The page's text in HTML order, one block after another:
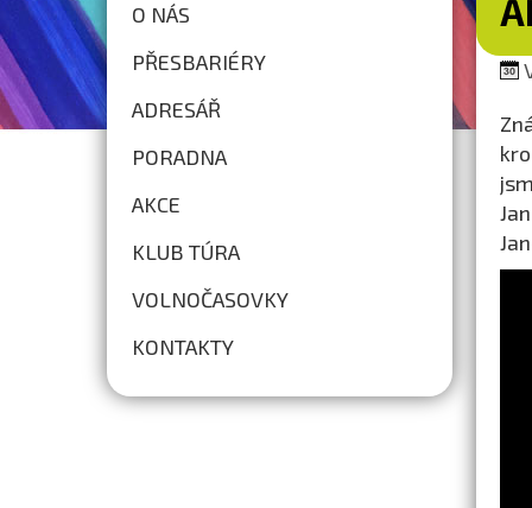
O NÁS
PŘESBARIÉRY
ADRESÁŘ
PORADNA
AKCE
KLUB TÚRA
VOLNOČASOVKY
KONTAKTY